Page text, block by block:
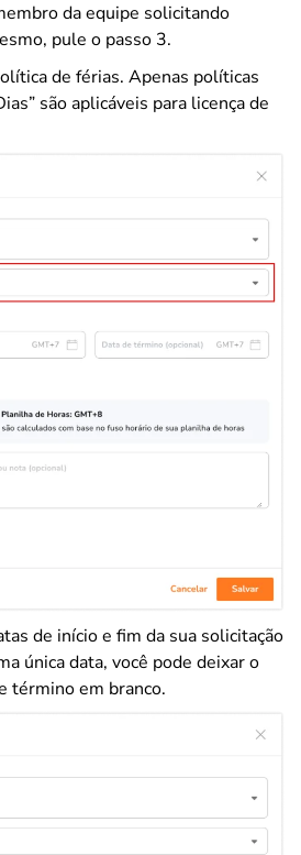
da equipe solicitando
pule o passo 3.
de férias. Apenas políticas
são aplicáveis para licença de
de início e fim da sua solicitação
única data, você pode deixar o
término em branco.